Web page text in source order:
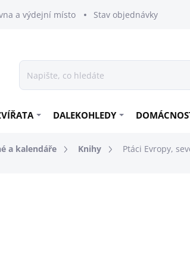
a výdejní místo Stav objednávky
DALEKOHLEDY
a kalendáře Knihy Ptáci Evropy,